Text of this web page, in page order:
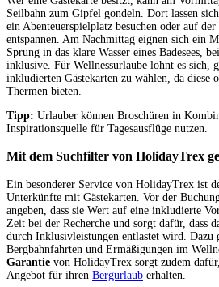
Seilbahn zum Gipfel gondeln. Dort lassen sich
ein Abenteuerspielplatz besuchen oder auf
entspannen. Am Nachmittag eignen sich ein
Sprung in das klare Wasser eines Badesees,
inklusive. Für Wellnessurlaube lohnt es sich,
inkludierten Gästekarten zu wählen, da diese
Thermen bieten.
Tipp: Urlauber können Broschüren in
Inspirationsquelle für Tagesausflüge nutzen.
Mit dem Suchfilter von HolidayTrex
Ein besonderer Service von HolidayTrex ist
Unterkünfte mit Gästekarten. Vor der
angeben, dass sie Wert auf eine inkludierte
Zeit bei der Recherche und sorgt dafür, dass
durch Inklusivleistungen entlastet wird. Dazu
Bergbahnfahrten und Ermäßigungen im
Garantie von HolidayTrex sorgt zudem
Angebot für ihren Bergurlaub erhalten.